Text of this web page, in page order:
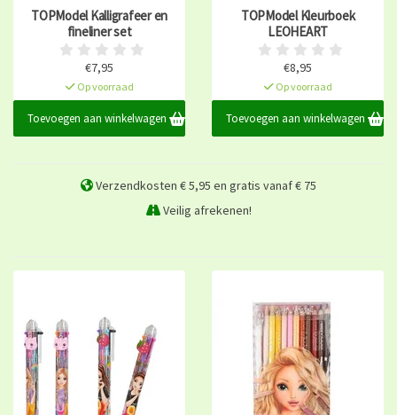
TOPModel Kalligrafeer en
fineliner set
€7,95
Op voorraad
Toevoegen aan winkelwagen
TOPModel Kleurboek
LEOHEART
€8,95
Op voorraad
Toevoegen aan winkelwagen
Verzendkosten € 5,95 en gratis vanaf € 75
Veilig afrekenen!